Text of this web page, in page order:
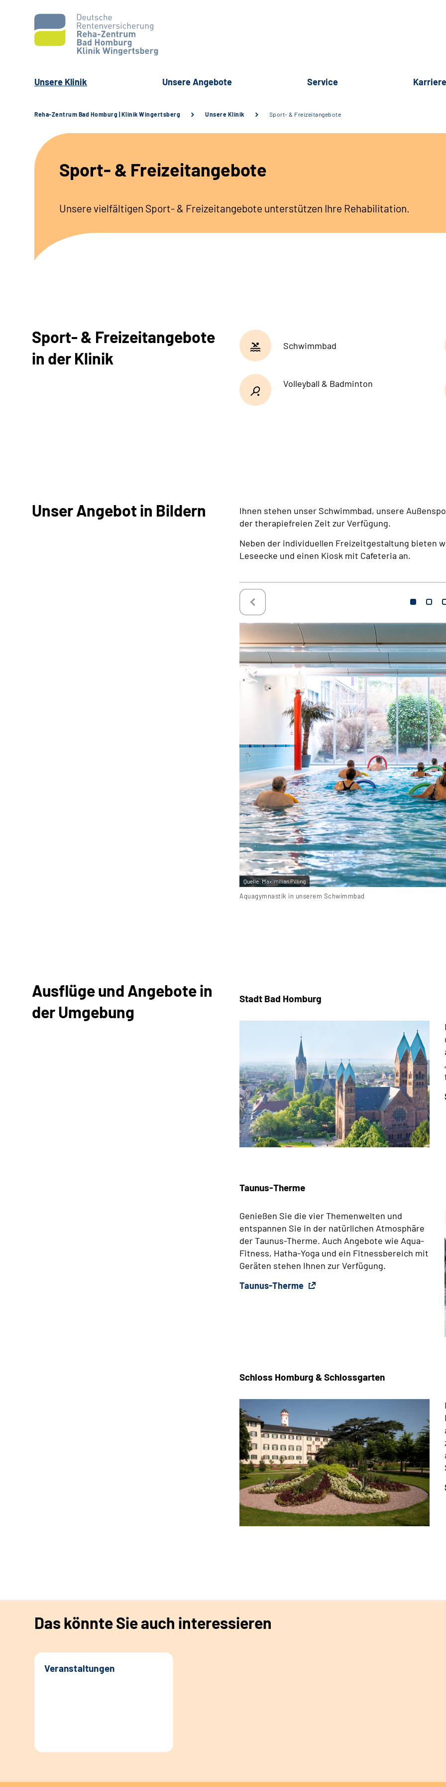
Unsere Klinik Unsere Angebote Service Karriere
Reha-Zentrum Bad Homburg | Klinik Wingertsberg Unsere Klinik Sport- & Freizeitangebote
Sport- & Freizeitangebote
Unsere vielfältigen Sport- & Freizeitangebote unterstützen Ihre Rehabilitation.
Sport- & Freizeitangebote
in der Klinik
Schwimmbad
Volleyball & Badminton
Unser Angebot in Bildern
Ihnen stehen unser Schwimmbad, unsere
der therapiefreien Zeit zur Verfügung.
Neben der individuellen Freizeitgestaltung bieten
Leseecke und einen Kiosk mit Cafeteria an.
Quelle:Maximilian Pilling
Aquagymnastik in unserem Schwimmbad
Ausflüge und Angebote in
der Umgebung
Stadt Bad Homburg
Taunus-Therme
Genießen Sie die vier Themenwelten und
entspannen Sie in der natürlichen Atmosphäre
der Taunus-Therme. Auch Angebote wie Aqua-
Fitness, Hatha-Yoga und ein Fitnessbereich mit
Geräten stehen Ihnen zur Verfügung.
Taunus-Therme
Schloss Homburg & Schlossgarten
Das könnte Sie auch interessieren
Veranstaltungen